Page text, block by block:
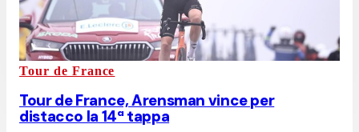
Tour de France
Tour de France, Arensman vince per
distacco la 14ª tappa